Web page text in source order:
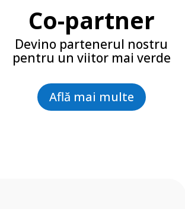
Co-partner
Devino partenerul nostru
pentru un viitor mai verde
Află mai multe